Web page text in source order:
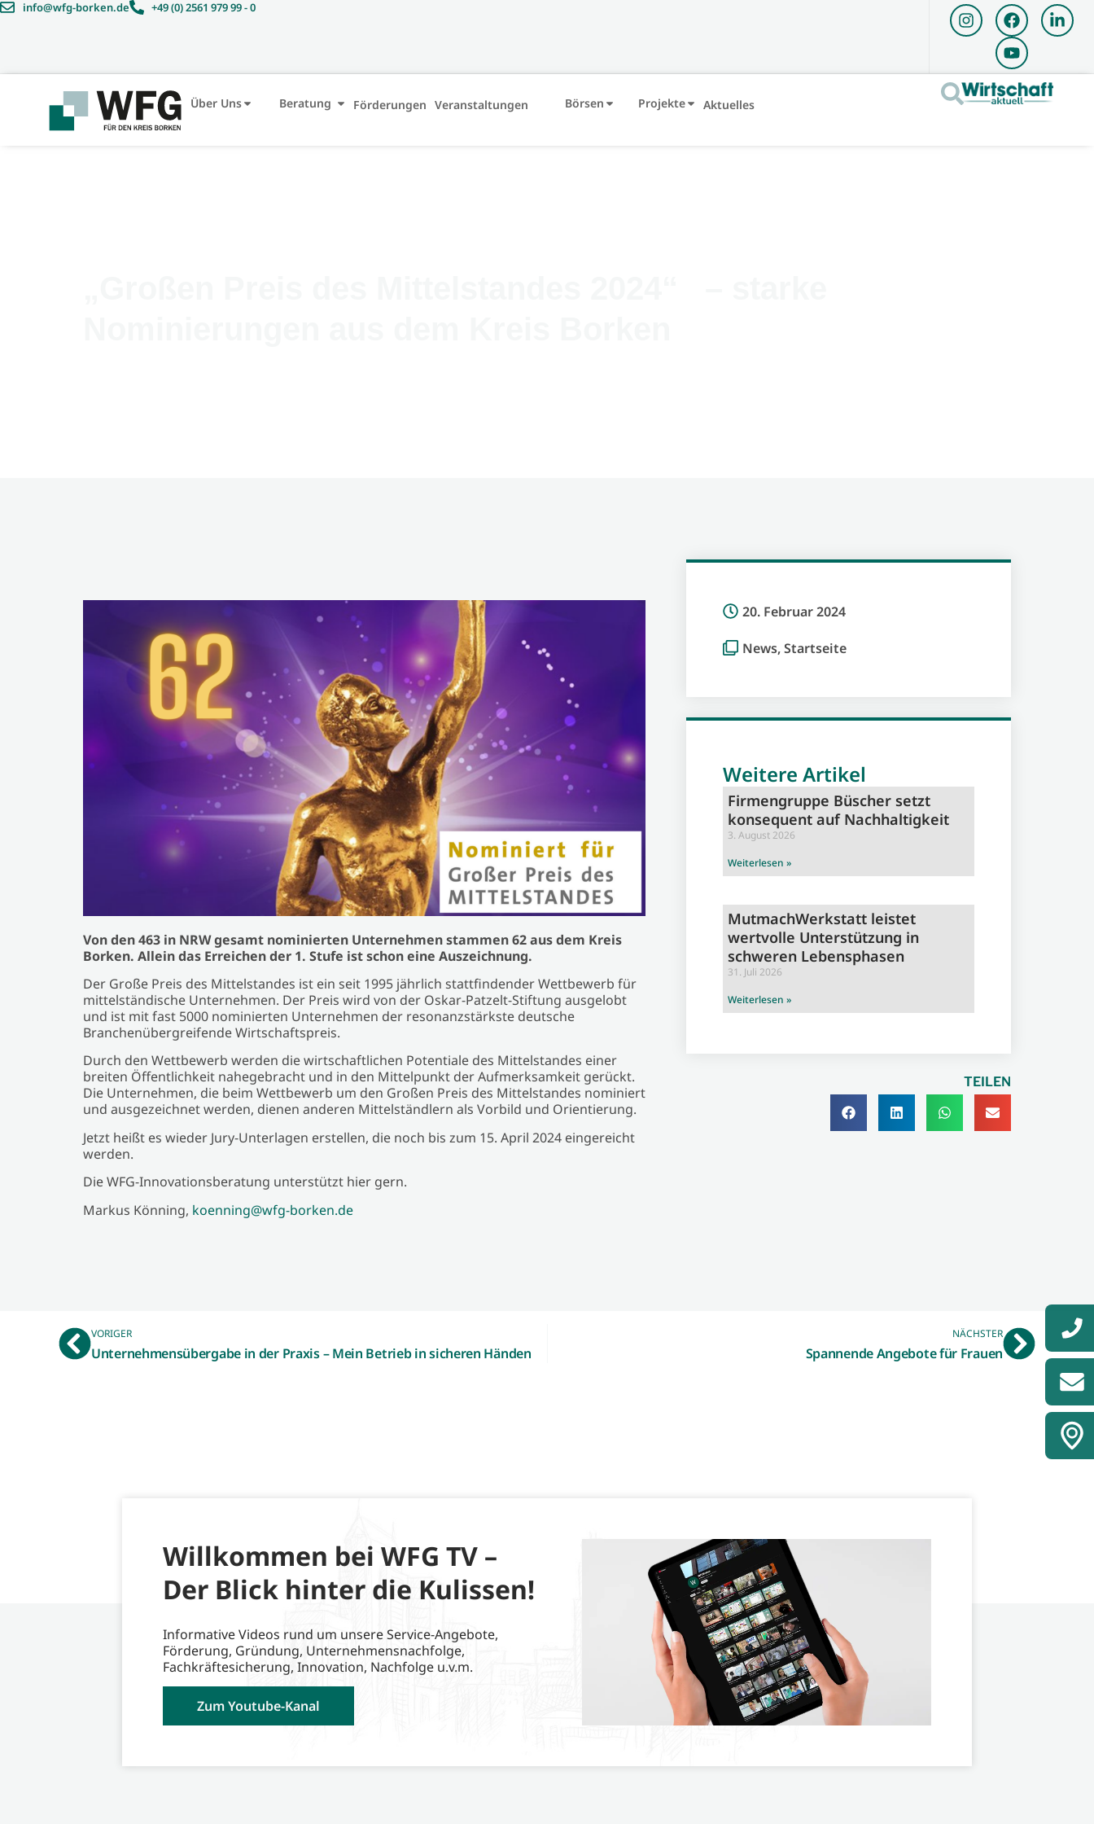
info@wfg-borken.de +49 (0) 2561 979 99 - 0
Über Uns Beratung Förderungen Veranstaltungen Börsen Projekte Aktuelles
Von den 463 in NRW gesamt nominierten Unternehmen stammen 62 aus dem Kreis
Borken. Allein das Erreichen der 1. Stufe ist schon eine Auszeichnung.
Der Große Preis des Mittelstandes ist ein seit 1995 jährlich stattfindender Wettbewerb für
mittelständische Unternehmen. Der Preis wird von der Oskar-Patzelt-Stiftung ausgelobt
und ist mit fast 5000 nominierten Unternehmen der resonanzstärkste deutsche
Branchenübergreifende Wirtschaftspreis.
Durch den Wettbewerb werden die wirtschaftlichen Potentiale des Mittelstandes einer
breiten Öffentlichkeit nahegebracht und in den Mittelpunkt der Aufmerksamkeit gerückt.
Die Unternehmen, die beim Wettbewerb um den Großen Preis des Mittelstandes nominiert
und ausgezeichnet werden, dienen anderen Mittelständlern als Vorbild und Orientierung.
Jetzt heißt es wieder Jury-Unterlagen erstellen, die noch bis zum 15. April 2024 eingereicht
werden.
Die WFG-Innovationsberatung unterstützt hier gern.
Markus Könning, koenning@wfg-borken.de
20. Februar 2024
News,Startseite
Weitere Artikel
Firmengruppe Büscher setzt
konsequent auf Nachhaltigkeit
3. August 2026
Weiterlesen »
MutmachWerkstatt leistet
wertvolle Unterstützung in
schweren Lebensphasen
31. Juli 2026
Weiterlesen »
TEILEN
VORIGER
Unternehmensübergabe in der Praxis – Mein Betrieb in sicheren Händen
NÄCHSTER
Spannende Angebote für Frauen
Willkommen bei WFG TV –
Der Blick hinter die Kulissen!
Informative Videos rund um unsere Service-Angebote,
Förderung, Gründung, Unternehmensnachfolge,
Fachkräftesicherung, Innovation, Nachfolge u.v.m.
Zum Youtube-Kanal